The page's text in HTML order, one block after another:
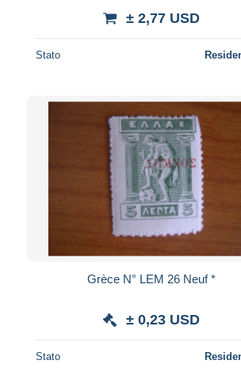
± 2,77 USD
Stato
Grèce N° LEM 26 Neuf *
± 0,23 USD
Stato